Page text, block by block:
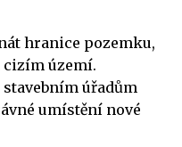
hranice pozemku,
cizím území.
úřadům
umístění nové